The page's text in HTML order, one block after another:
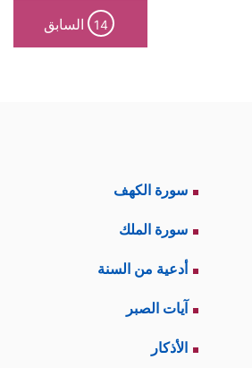
14 السابق
سورة الكهف
سورة الملك
أدعية من السنة
آيات الصبر
الأذكار